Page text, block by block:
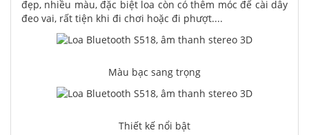
đẹp, nhiều màu, đặc biệt loa còn có thêm móc để cài dây
đeo vai, rất tiện khi đi chơi hoặc đi phượt....
Màu bạc sang trọng
Thiết kế nổi bật